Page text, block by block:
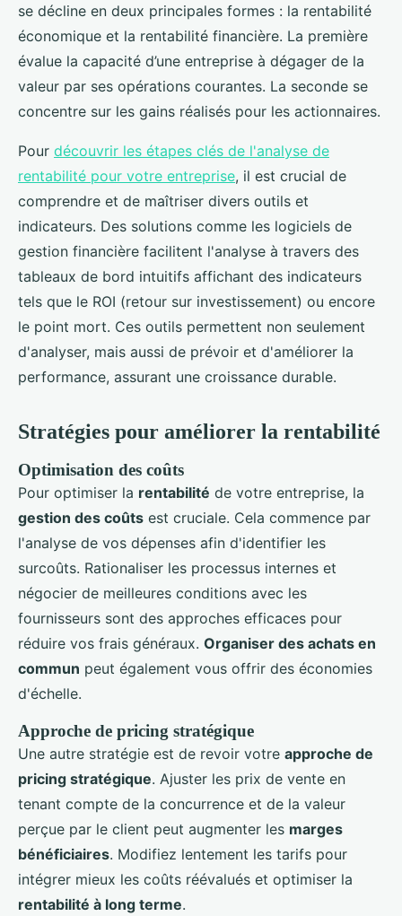
se décline en deux principales formes : la rentabilité
économique et la rentabilité financière. La première
évalue la capacité d’une entreprise à dégager de la
valeur par ses opérations courantes. La seconde se
concentre sur les gains réalisés pour les actionnaires.
Pour découvrir les étapes clés de l'analyse de
rentabilité pour votre entreprise, il est crucial de
comprendre et de maîtriser divers outils et
indicateurs. Des solutions comme les logiciels de
gestion financière facilitent l'analyse à travers des
tableaux de bord intuitifs affichant des indicateurs
tels que le ROI (retour sur investissement) ou encore
le point mort. Ces outils permettent non seulement
d'analyser, mais aussi de prévoir et d'améliorer la
performance, assurant une croissance durable.
Stratégies pour améliorer la rentabilité
Optimisation des coûts
Pour optimiser la rentabilité de votre entreprise, la
gestion des coûts est cruciale. Cela commence par
l'analyse de vos dépenses afin d'identifier les
surcoûts. Rationaliser les processus internes et
négocier de meilleures conditions avec les
fournisseurs sont des approches efficaces pour
réduire vos frais généraux. Organiser des achats en
commun peut également vous offrir des économies
d'échelle.
Approche de pricing stratégique
Une autre stratégie est de revoir votre approche de
pricing stratégique. Ajuster les prix de vente en
tenant compte de la concurrence et de la valeur
perçue par le client peut augmenter les marges
bénéficiaires. Modifiez lentement les tarifs pour
intégrer mieux les coûts réévalués et optimiser la
rentabilité à long terme.